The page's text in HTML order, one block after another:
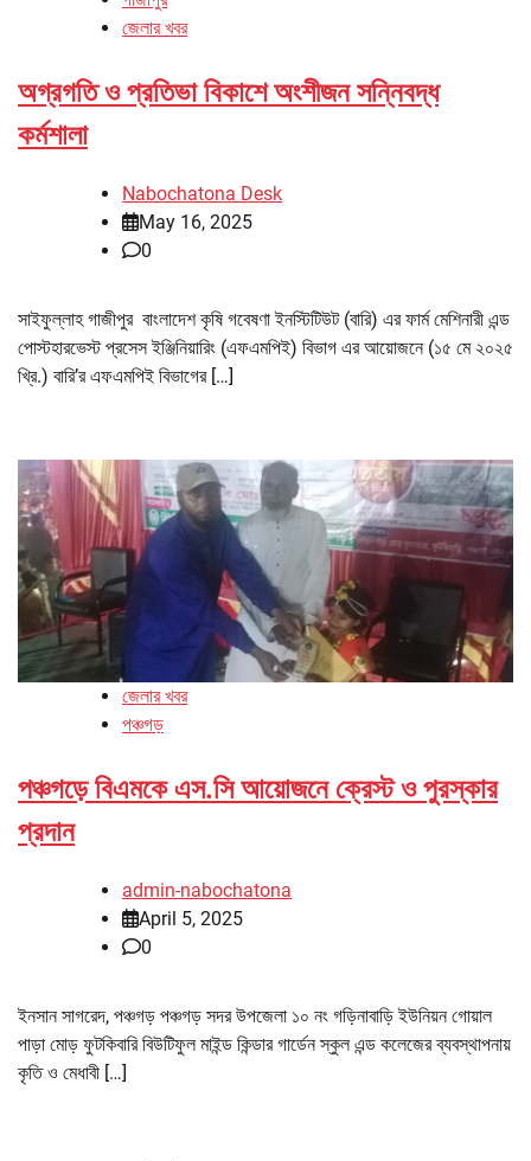
জেলার খবর
অগ্রগতি ও প্রতিভা বিকাশে অংশীজন সন্নিবদ্ধ
কর্মশালা
Nabochatona Desk
May 16, 2025
0
সাইফুল্লাহ গাজীপুর বাংলাদেশ কৃষি গবেষণা ইনস্টিটিউট (বারি) এর ফার্ম মেশিনারী এন্ড
পোস্টহারভেস্ট প্রসেস ইঞ্জিনিয়ারিং (এফএমপিই) বিভাগ এর আয়োজনে (১৫ মে ২০২৫
খ্রি.) বারি’র এফএমপিই বিভাগের […]
জেলার খবর
পঞ্চগড়
পঞ্চগড়ে বিএমকে এস.সি আয়োজনে ক্রেস্ট ও পুরস্কার
প্রদান
admin-nabochatona
April 5, 2025
0
ইনসান সাগরেদ, পঞ্চগড় পঞ্চগড় সদর উপজেলা ১০ নং গড়িনাবাড়ি ইউনিয়ন গোয়াল
পাড়া মোড় ফুটকিবারি বিউটিফুল মাইন্ড কিন্ডার গার্ডেন স্কুল এন্ড কলেজের ব্যবস্থাপনায়
কৃতি ও মেধাবী […]